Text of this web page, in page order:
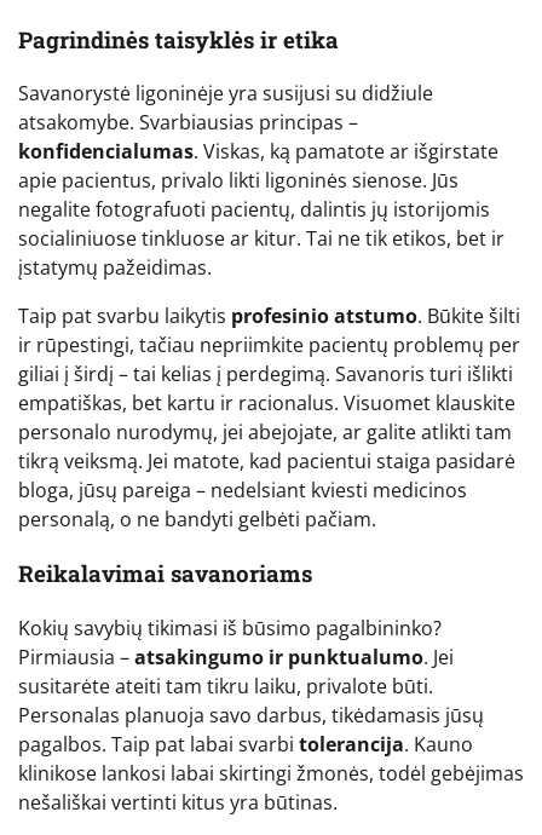
Pagrindinės taisyklės ir etika
Savanorystė ligoninėje yra susijusi su didžiule
atsakomybe. Svarbiausias principas –
konfidencialumas. Viskas, ką pamatote ar išgirstate
apie pacientus, privalo likti ligoninės sienose. Jūs
negalite fotografuoti pacientų, dalintis jų istorijomis
socialiniuose tinkluose ar kitur. Tai ne tik etikos, bet ir
įstatymų pažeidimas.
Taip pat svarbu laikytis profesinio atstumo. Būkite šilti
ir rūpestingi, tačiau nepriimkite pacientų problemų per
giliai į širdį – tai kelias į perdegimą. Savanoris turi išlikti
empatiškas, bet kartu ir racionalus. Visuomet klauskite
personalo nurodymų, jei abejojate, ar galite atlikti tam
tikrą veiksmą. Jei matote, kad pacientui staiga pasidarė
bloga, jūsų pareiga – nedelsiant kviesti medicinos
personalą, o ne bandyti gelbėti pačiam.
Reikalavimai savanoriams
Kokių savybių tikimasi iš būsimo pagalbininko?
Pirmiausia –atsakingumo ir punktualumo. Jei
susitarėte ateiti tam tikru laiku, privalote būti.
Personalas planuoja savo darbus, tikėdamasis jūsų
pagalbos. Taip pat labai svarbi tolerancija. Kauno
klinikose lankosi labai skirtingi žmonės, todėl gebėjimas
nešališkai vertinti kitus yra būtinas.